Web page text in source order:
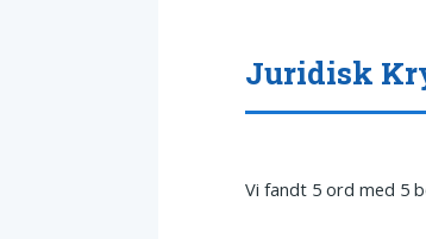
Juridisk
Vi fandt 5 ord med 5